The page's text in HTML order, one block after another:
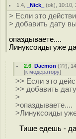
1.4 _Nick_ (ok), 10:10,
> Если это
> добавить дату
опаздываете....
Линуксоиды уже
2.6 ,Daemon (??),
[к модератору]
>> Если это
>> добавить
>
>опаздываете....
>Линуксоиды
Тише едешь -